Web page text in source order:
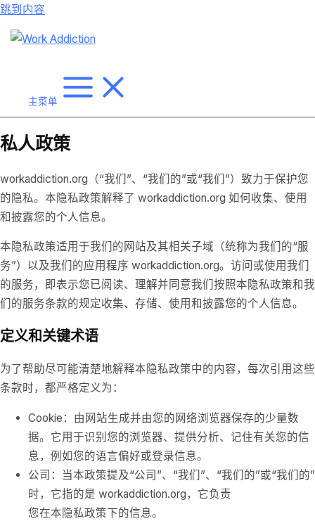
跳到内容
主菜单
私人政策
workaddiction.org（“我们”、“我们的”或“我们”）致力于保护您
的隐私。本隐私政策解释了 workaddiction.org 如何收集、使用
和披露您的个人信息。
本隐私政策适用于我们的网站及其相关子域（统称为我们的“服
务”）以及我们的应用程序 workaddiction.org。访问或使用我们
的服务，即表示您已阅读、理解并同意我们按照本隐私政策和我
们的服务条款的规定收集、存储、使用和披露您的个人信息。
定义和关键术语
为了帮助尽可能清楚地解释本隐私政策中的内容，每次引用这些
条款时，都严格定义为：
Cookie：由网站生成并由您的网络浏览器保存的少量数
据。它用于识别您的浏览器、提供分析、记住有关您的信
息，例如您的语言偏好或登录信息。
公司：当本政策提及“公司”、“我们”、“我们的”或“我们的”
时，它指的是 workaddiction.org，它负责
您在本隐私政策下的信息。